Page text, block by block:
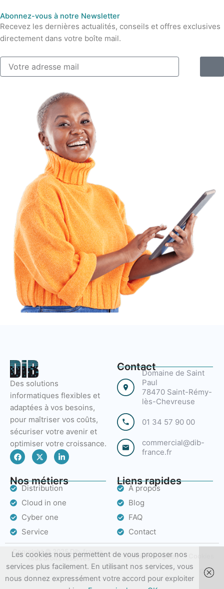
Abonnez-vous à notre Newsletter
Recevez les dernières actualités, conseils et offres exclusives
directement dans votre boîte mail.
E
S
b
Des solutions
informatiques flexibles et
adaptées à vos besoins,
pour maîtriser vos coûts,
sécuriser votre avenir et
optimiser votre croissance.
F
a
e
b
o
k
X
-
w
i
t
t
e
L
i
e
d
n
Contact
Domaine de Saint
Paul
78470 Saint-Rémy-
lès-Chevreuse
01 34 57 90 00
commercial@dib-
france.fr
Nos métiers
Distribution
Cloud in one
Cyber one
Service
Liens rapides
À propos
Blog
FAQ
Contact
Copyright © 2025 Dib-france,
Tous droits réservés
Mentions Légales
CGV
Les cookies nous permettent de vous proposer nos
services plus facilement. En utilisant nos services, vous
nous donnez expressément votre accord pour exploiter